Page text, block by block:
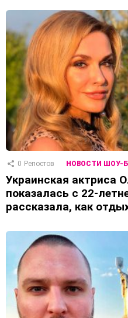
0 Репостов НОВОСТИ ШОУ-
Украинская актриса
показалась с 22-
рассказала, как